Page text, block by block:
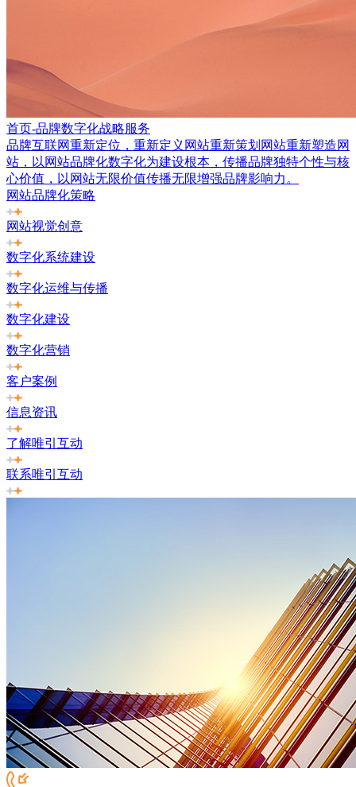
首页-品牌数字化战略服务
品牌互联网重新定位，重新定义网站重新策划网站重新塑造网
站，以网站品牌化数字化为建设根本，传播品牌独特个性与核
心价值，以网站无限价值传播无限增强品牌影响力。
网站品牌化策略
网站视觉创意
数字化系统建设
数字化运维与传播
数字化建设
数字化营销
客户案例
信息资讯
了解唯引互动
联系唯引互动